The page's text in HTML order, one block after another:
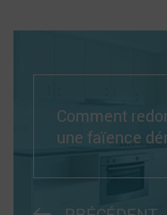
Comment
une faïence